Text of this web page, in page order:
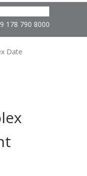
178 790 8000
Date